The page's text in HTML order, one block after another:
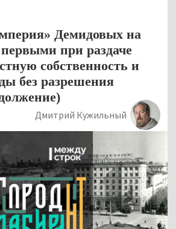
Демидовых на
при раздаче
собственность и
без разрешения
Дмитрий Кужильный